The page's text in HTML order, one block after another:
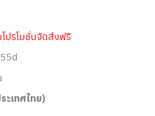
ปรโมชั่นจัดส่งฟรี
ะเทศไทย)